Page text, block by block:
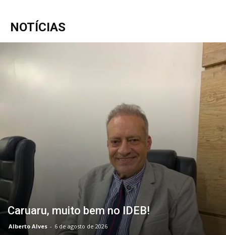
NOTÍCIAS
Caruaru, muito bem no IDEB!
Alberto Alves - 6 de agosto de 2026